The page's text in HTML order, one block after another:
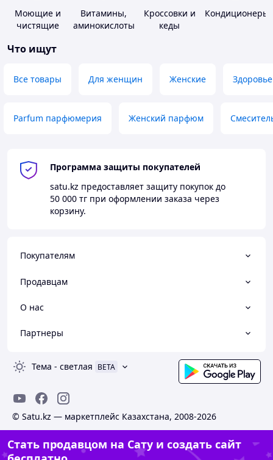
Моющие и
чистящие
Витамины,
аминокислоты
Кроссовки и
кеды
Кондиционеры
Что ищут
Все товары Для женщин Женские Здоровье
Parfum парфюмерия Женский парфюм
Программа защиты покупателей
satu.kz предоставляет защиту покупок до
50 000 тг при оформлении заказа через
корзину.
Покупателям
Продавцам
О нас
Партнеры
Тема - светлая BETA
© Satu.kz — маркетплейс Казахстана, 2008-2026
Стать продавцом на Сату и создать сайт